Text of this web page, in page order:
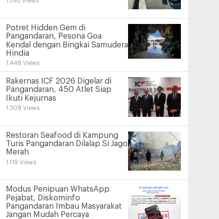
Potret Hidden Gem di
Pangandaran, Pesona Goa
Kendal dengan Bingkai Samudera
Hindia
1.448 Views
Rakernas ICF 2026 Digelar di
Pangandaran, 450 Atlet Siap
Ikuti Kejurnas
1.308 Views
Restoran Seafood di Kampung
Turis Pangandaran Dilalap Si Jago
Merah
1.119 Views
Modus Penipuan WhatsApp
Pejabat, Diskominfo
Pangandaran Imbau Masyarakat
Jangan Mudah Percaya